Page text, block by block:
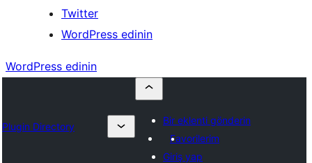
Twitter
WordPress edinin
WordPress edinin
Plugin Directory
Bir eklenti gönderin
Favorilerim
Giriş yap